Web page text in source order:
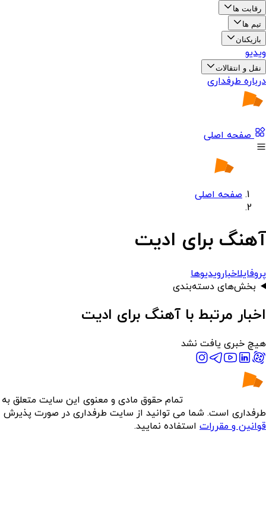
رقابت ها
تیم ها
بازیکنان
ویدیو
نقل و انتقالات
درباره طرفداری
صفحه اصلی
صفحه اصلی
آهنگ برای ادیت
پروفایلاخبارویدیوها
بخش‌های دسته‌بندی
اخبار مرتبط با آهنگ برای ادیت
هیچ خبری یافت نشد
تمام حقوق مادی و معنوی این سایت متعلق به
طرفداری است. شما می توانید از سایت طرفداری در صورت پذیرش
قوانین و مقررات استفاده نمایید.